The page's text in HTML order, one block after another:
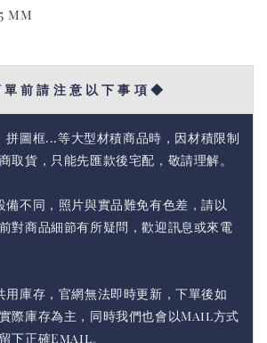
mm
前 請 注 意 以 下 事 項 ◆
拼圖框...等大型材積商品時，因材積限制
取貨，只能先匯款後宅配，敬請理解。
備不同，照片與實品難免有色差，請以
對商品細節有所疑問，歡迎訊息或來電
用庫存，官網無法即時更新，下單後如
際庫存為主，同時我們也會以Mail方式
下正確Email。